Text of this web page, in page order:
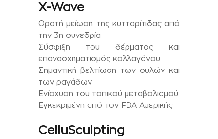
X-Wave
Ορατή μείωση της κυτταρίτιδας από
την 3η συνεδρία
Σύσφιξη του δέρματος και
επανασχηματισμός κολλαγόνου
Σημαντική βελτίωση των ουλών και
των ραγάδων
Ενίσχυση του τοπικού μεταβολισμού
Εγκεκριμένη από τον FDA Αμερικής
CelluSculpting